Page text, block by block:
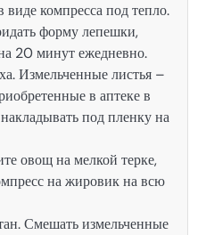
виде компресса под тепло.
форму лепешки,
20 минут ежедневно.
Измельченные листья –
в аптеке в
под пленку на
овощ на мелкой терке,
на жировик на всю
Смешать измельченные